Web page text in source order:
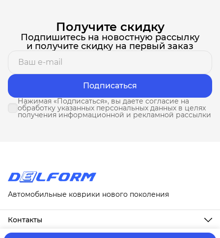
Получите скидку
Подпишитесь на новостную рассылку
и получите скидку на первый заказ
Подписаться
Нажимая «Подписаться», вы даете согласие на
обработку указанных персональных данных в целях
получения информационной и рекламной рассылки
Автомобильные коврики нового поколения
Контакты
Адрес